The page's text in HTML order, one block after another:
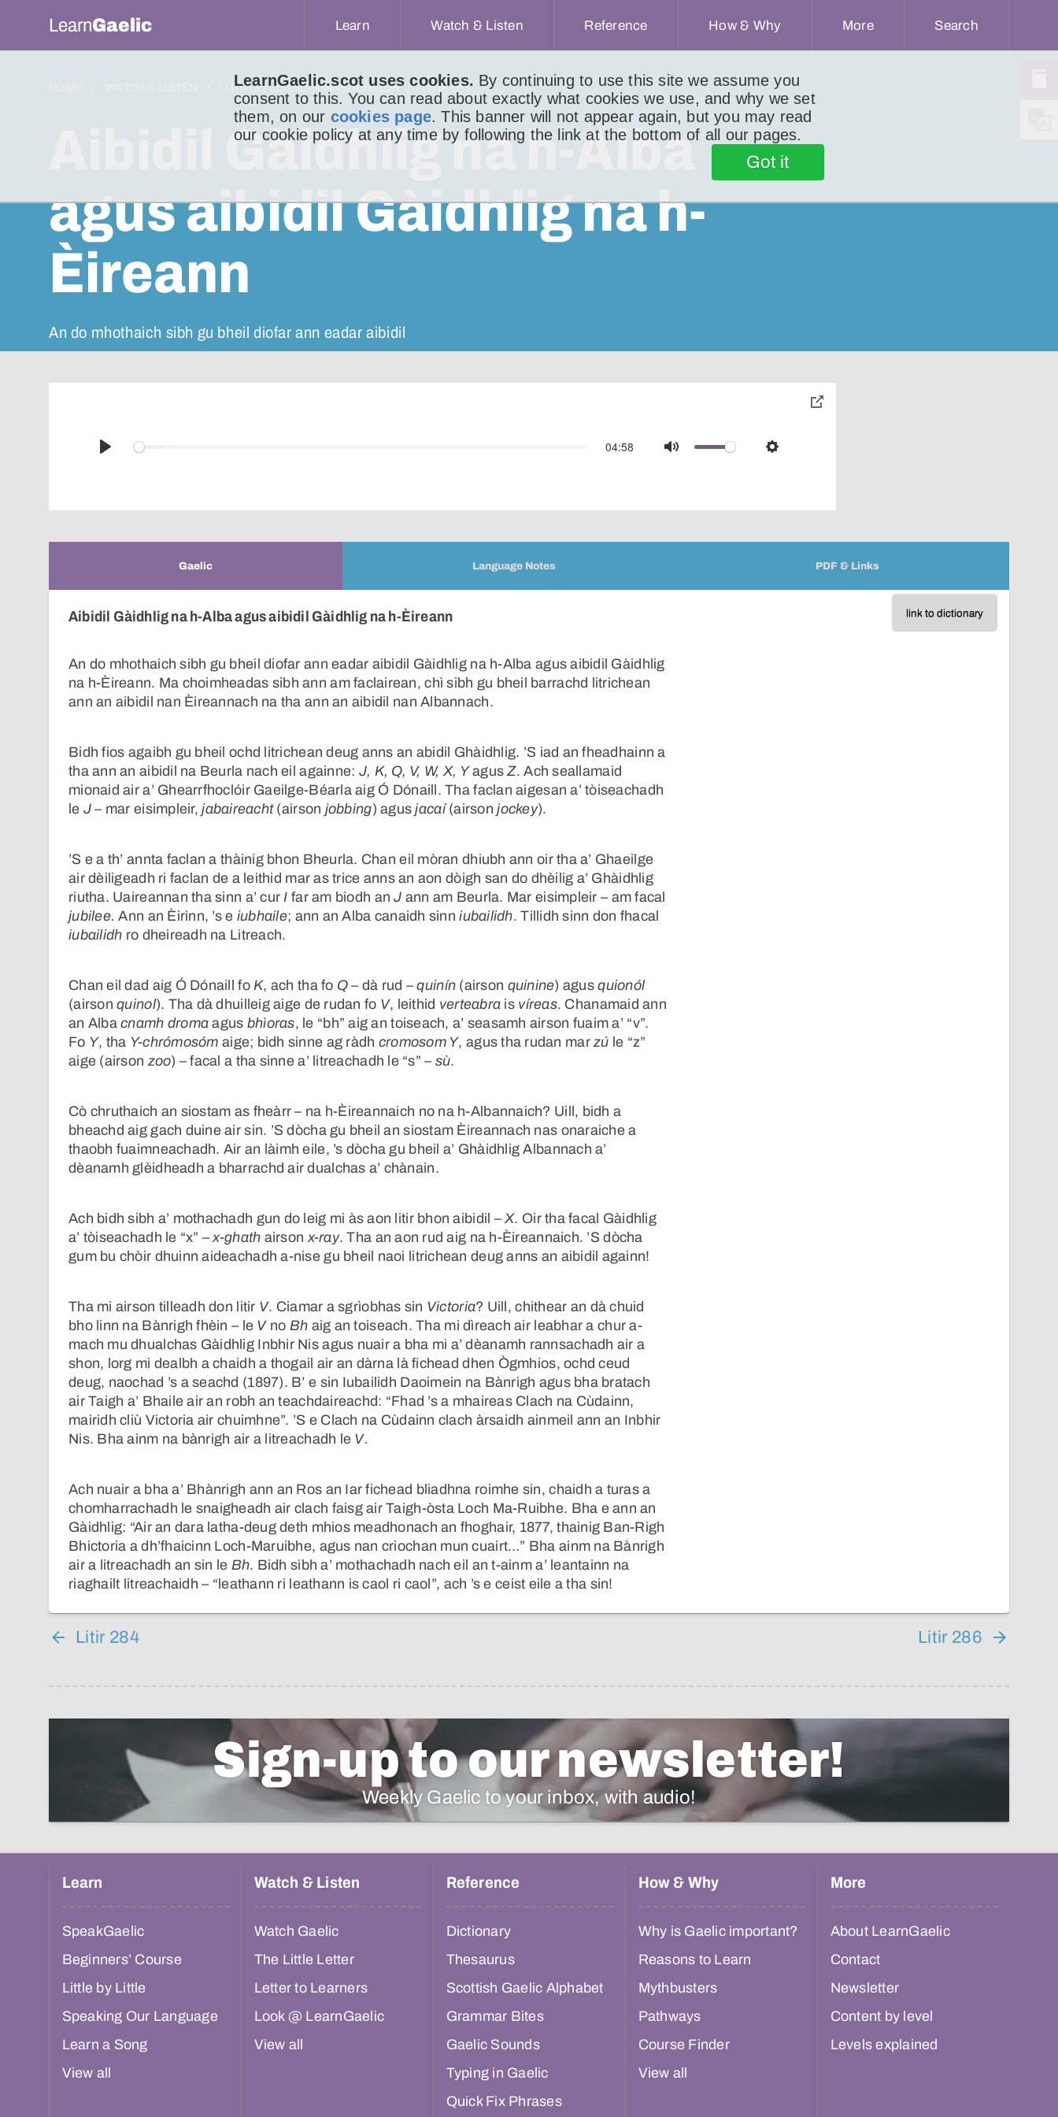
LearnGaelic.scot uses cookies. By continuing to use this site we assume you
consent to this. You can read about exactly what cookies we use, and why we set
them, on our cookies page. This banner will not appear again, but you may read
our cookie policy at any time by following the link at the bottom of all our pages.
Got it
LearnGaelic Learn Watch & Listen Reference How & Why More Search
LITIR DO LUCHD-IONNSACHAIDH LITIR 285
Aibidil Gàidhlig na h-Alba
agus aibidil Gàidhlig na h-
Èireann
An do mhothaich sibh gu bheil diofar ann eadar aibidil
Play
04:58
Mute Settings
toggle
Gaelic Language Notes PDF & Links
link to dictionary
Aibidil Gàidhlig na h-Alba agus aibidil Gàidhlig na h-Èireann
An do mhothaich sibh gu bheil diofar ann eadar aibidil Gàidhlig na h-Alba agus aibidil Gàidhlig
na h-Èireann. Ma choimheadas sibh ann am faclairean, chì sibh gu bheil barrachd litrichean
ann an aibidil nan Èireannach na tha ann an aibidil nan Albannach.
Bidh fios agaibh gu bheil ochd litrichean deug anns an abidil Ghàidhlig. ’S iad an fheadhainn a
tha ann an aibidil na Beurla nach eil againne: J, K, Q, V, W, X, YagusZ. Ach seallamaid
mionaid air a’ Ghearrfhoclóir Gaeilge-Béarla aig Ó Dónaill. Tha faclan aigesan a’ tòiseachadh
le J – mar eisimpleir,jabaireacht(airson jobbing) agusjacaí(airsonjockey).
’S e a th’ annta faclan a thàinig bhon Bheurla. Chan eil mòran dhiubh ann oir tha a’ Ghaeilge
air dèiligeadh ri faclan de a leithid mar as trice anns an aon dòigh san do dhèilig a’ Ghàidhlig
riutha. Uaireannan tha sinn a’ curI far am biodh anJ ann am Beurla. Mar eisimpleir – am facal
jubilee. Ann an Èirinn, ’s e iubhaile; ann an Alba canaidh sinniubailidh. Tillidh sinn don fhacal
iubailidh ro dheireadh na Litreach.
Chan eil dad aig Ó Dónaill foK, ach tha fo Q – dà rud –quinín (airson quinine) agusquionól
(airsonquinol). Tha dà dhuilleig aige de rudan fo V, leithid verteabra is víreas. Chanamaid ann
an Albacnamh droma agus bhìoras, le “bh” aig an toiseach, a’ seasamh airson fuaim a’ “v”.
Fo Y, tha Y-chrómosóm aige; bidh sinne ag ràdh cromosom Y, agus tha rudan marzú le “z”
aige (airsonzoo) – facal a tha sinne a’ litreachadh le “s” – sù.
Cò chruthaich an siostam as fheàrr – na h-Èireannaich no na h-Albannaich? Uill, bidh a
bheachd aig gach duine air sin. ’S dòcha gu bheil an siostam Èireannach nas onaraiche a
thaobh fuaimneachadh. Air an làimh eile, ’s dòcha gu bheil a’ Ghàidhlig Albannach a’
dèanamh glèidheadh a bharrachd air dualchas a’ chànain.
Ach bidh sibh a’ mothachadh gun do leig mi às aon litir bhon aibidil –X. Oir tha facal Gàidhlig
a’ tòiseachadh le “x” –x-ghath airsonx-ray. Tha an aon rud aig na h-Èireannaich. ’S dòcha
gum bu chòir dhuinn aideachadh a-nise gu bheil naoi litrichean deug anns an aibidil againn!
Tha mi airson tilleadh don litir V. Ciamar a sgrìobhas sin Victoria? Uill, chithear an dà chuid
bho linn na Bànrigh fhèin – le Vno Bh aig an toiseach. Tha mi dìreach air leabhar a chur a-
mach mu dhualchas Gàidhlig Inbhir Nis agus nuair a bha mi a’ dèanamh rannsachadh air a
shon, lorg mi dealbh a chaidh a thogail air an dàrna là fichead dhen Ògmhios, ochd ceud
deug, naochad ’s a seachd (1897). B’ e sin Iubailidh Daoimein na Bànrigh agus bha bratach
air Taigh a’ Bhaile air an robh an teachdaireachd: “Fhad ’s a mhaireas Clach na Cùdainn,
mairidh cliù Victoria air chuimhne”. ’S e Clach na Cùdainn clach àrsaidh ainmeil ann an Inbhir
Nis. Bha ainm na bànrigh air a litreachadh le V.
Ach nuair a bha a’ Bhànrigh ann an Ros an Iar fichead bliadhna roimhe sin, chaidh a turas a
chomharrachadh le snaigheadh air clach faisg air Taigh-òsta Loch Ma-Ruibhe. Bha e ann an
Gàidhlig: “Air an dara latha-deug deth mhios meadhonach an fhoghair, 1877, thainig Ban-Righ
Bhictoria a dh’fhaicinn Loch-Maruibhe, agus nan criochan mun cuairt…” Bha ainm na Bànrigh
air a litreachadh an sin le Bh. Bidh sibh a’ mothachadh nach eil an t-ainm a’ leantainn na
riaghailt litreachaidh – “leathann ri leathann is caol ri caol”, ach ’s e ceist eile a tha sin!
Litir 284 Litir 286
Sign-up to our newsletter!
Weekly Gaelic to your inbox, with audio!
Learn
SpeakGaelic
Beginners’ Course
Little by Little
Speaking Our Language
Learn a Song
View all
Watch & Listen
Watch Gaelic
The Little Letter
Letter to Learners
Look @ LearnGaelic
View all
Reference
Dictionary
Thesaurus
Scottish Gaelic Alphabet
Grammar Bites
Gaelic Sounds
Typing in Gaelic
Quick Fix Phrases
How & Why
Why is Gaelic important?
Reasons to Learn
Mythbusters
Pathways
Course Finder
View all
More
About LearnGaelic
Contact
Newsletter
Content by level
Levels explained